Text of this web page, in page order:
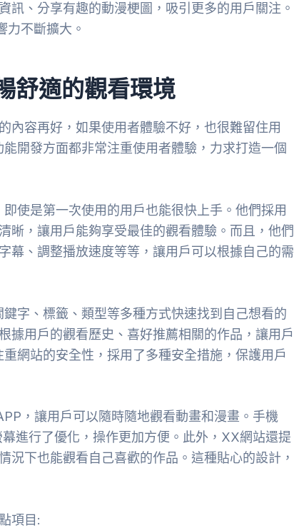
訊、分享有趣的動漫梗圖，吸引更多的用戶關注。
力不斷擴大。
舒適的觀看環境
內容再好，如果使用者體驗不好，也很難留住用
開發方面都非常注重使用者體驗，力求打造一個
使是第一次使用的用戶也能很快上手。他們採用
晰，讓用戶能夠享受最佳的觀看體驗。而且，他們
幕、調整播放速度等等，讓用戶可以根據自己的需
字、標籤、類型等多種方式快速找到自己想看的
據用戶的觀看歷史、喜好推薦相關的作品，讓用戶
網站的安全性，採用了多種安全措施，保護用戶
，讓用戶可以隨時隨地觀看動畫和漫畫。手機
進行了優化，操作更加方便。此外，XX網站還提
況下也能觀看自己喜歡的作品。這種貼心的設計，
項目: